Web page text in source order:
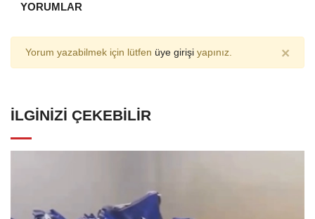
YORUMLAR
Yorum yazabilmek için lütfen üye girişi yapınız. ×
İLGINIZI ÇEKEBILIR